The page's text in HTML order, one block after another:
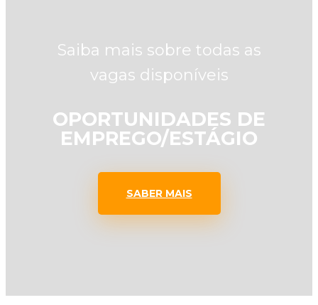
Saiba mais sobre todas as
vagas disponíveis
OPORTUNIDADES DE
EMPREGO/ESTÁGIO
SABER MAIS